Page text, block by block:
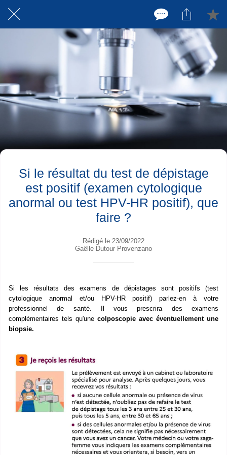
Si le résultat du test de dépistage
est positif (examen cytologique
anormal ou test HPV-HR positif), que
faire ?
Rédigé le 23/09/2022
Gaëlle Dutour Provenzano
Si les résultats des examens de dépistages sont positifs (test
cytologique anormal et/ou HPV-HRpositif) parlez-en à votre
professionnel de santé.
Il vous prescrira des examens
complémentaires tels qu'une colposcopie avec éventuellement une
biopsie.